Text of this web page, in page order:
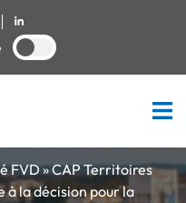
FVD»CAP Territoires
à la décision pour la